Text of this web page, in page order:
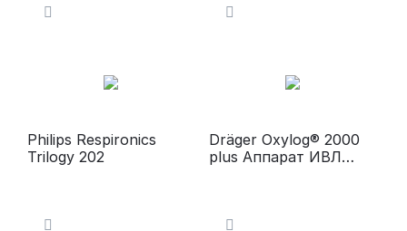
Philips Respironics
Trilogy 202
Dräger Oxylog® 2000
plus Аппарат ИВЛ